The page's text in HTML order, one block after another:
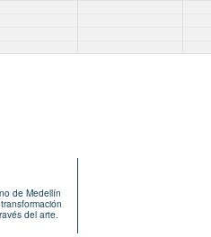
de Medellín
del arte.